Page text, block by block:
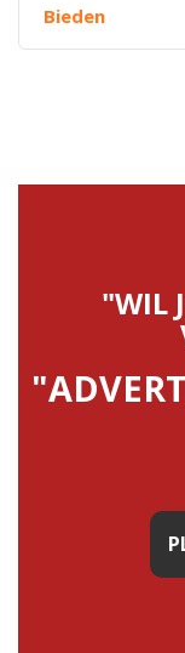
Bieden
"WIL